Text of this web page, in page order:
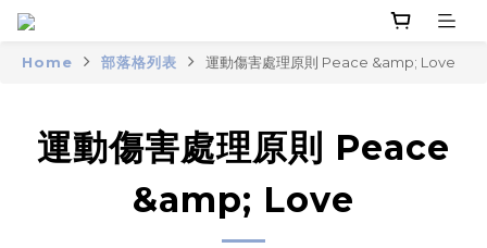
Home 部落格列表 運動傷害處理原則 Peace &amp; Love
運動傷害處理原則 Peace
&amp; Love